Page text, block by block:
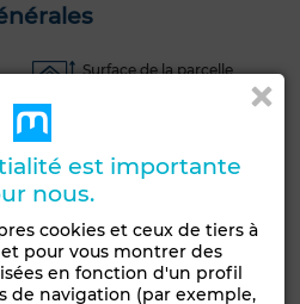
Surface de la parcelle
Garage
Chambre rangement
Antenne parabolique
est importante
nous.
cookies et ceux de tiers à
pour vous montrer des
en fonction d'un profil
de navigation (par exemple,